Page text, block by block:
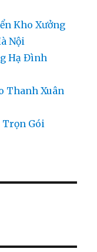
Kho Xưởng
Nội
Hạ Đình
Thanh Xuân
Trọn Gói